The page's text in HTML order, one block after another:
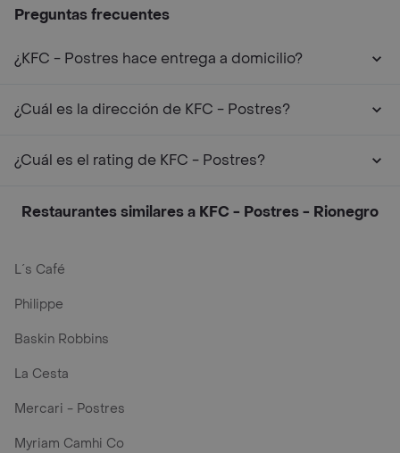
Preguntas frecuentes
¿KFC - Postres hace entrega a domicilio?
¿Cuál es la dirección de KFC - Postres?
¿Cuál es el rating de KFC - Postres?
Restaurantes similares a KFC - Postres - Rionegro
L´s Café
Philippe
Baskin Robbins
La Cesta
Mercari - Postres
Myriam Camhi Co